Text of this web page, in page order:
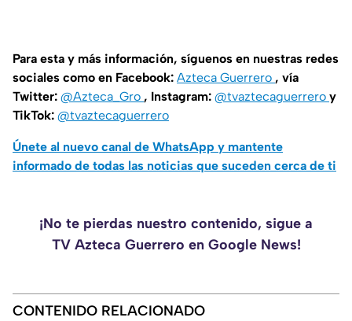
Para esta y más información, síguenos en nuestras redes
sociales como en Facebook: Azteca Guerrero , vía
Twitter: @Azteca_Gro , Instagram: @tvaztecaguerrero y
TikTok: @tvaztecaguerrero
Únete al nuevo canal de WhatsApp y mantente
informado de todas las noticias que suceden cerca de ti
¡No te pierdas nuestro contenido, sigue a
TV Azteca Guerrero en Google News!
CONTENIDO RELACIONADO